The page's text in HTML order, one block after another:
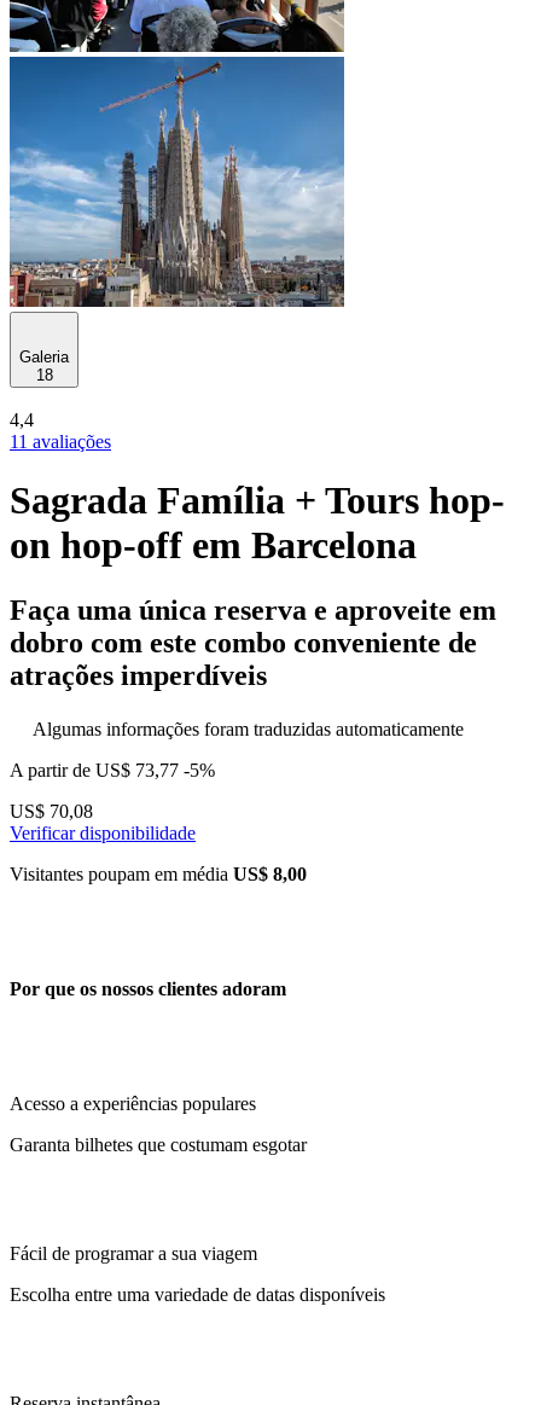
Galeria
18
4,4
11 avaliações
Sagrada Família + Tours hop-
on hop-off em Barcelona
Faça uma única reserva e aproveite em
dobro com este combo conveniente de
atrações imperdíveis
Algumas informações foram traduzidas automaticamente
A partir de US$ 73,77 -5%
US$ 70,08
Verificar disponibilidade
Visitantes poupam em média US$ 8,00
Por que os nossos clientes adoram
Acesso a experiências populares
Garanta bilhetes que costumam esgotar
Fácil de programar a sua viagem
Escolha entre uma variedade de datas disponíveis